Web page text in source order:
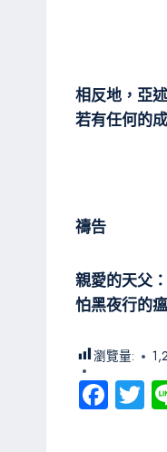
相反地，亞
若有任何的
禱告
親愛的天父
怕黑夜行的
瀏覽量:
Fa
ce
T